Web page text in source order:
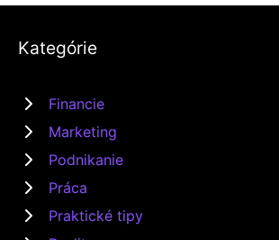
Kategórie
Financie
Marketing
Podnikanie
Práca
Praktické tipy